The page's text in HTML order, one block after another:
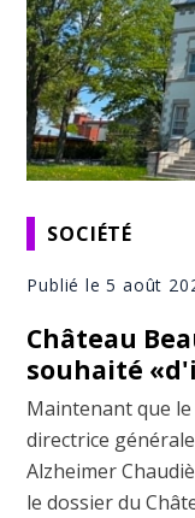
SOCIÉTÉ
Publié le 5 août
Château
souhaité
Maintenant que
directrice
Alzheimer
le dossier du